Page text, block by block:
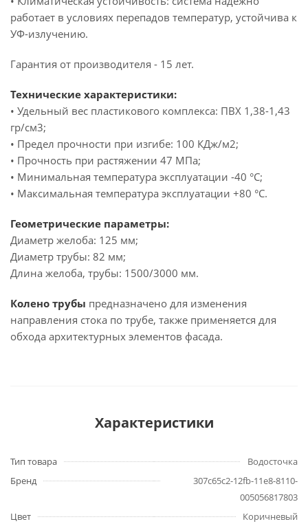
работает в условиях перепадов температур, устойчива к
УФ-излучению.
Гарантия от производителя - 15 лет.
Технические характеристики:
• Удельный вес пластикового комплекса: ПВХ 1,38-1,43
гр/см3;
• Предел прочности при изгибе: 100 КДж/м2;
• Прочность при растяжении 47 МПа;
• Минимальная температура эксплуатации -40 °C;
• Максимальная температура эксплуатации +80 °C.
Геометрические параметры:
Диаметр желоба: 125 мм;
Диаметр трубы: 82 мм;
Длина желоба, трубы: 1500/3000 мм.
Колено трубы предназначено для изменения
направления стока по трубе, также применяется для
обхода архитектурных элементов фасада.
Характеристики
Тип товара
Водосточка
Бренд
307c65c2-12fb-11e8-8110-
005056817803
Цвет
Коричневый